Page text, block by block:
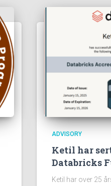
ADVISORY
Ketil har
Databricks
Ketil har over 25